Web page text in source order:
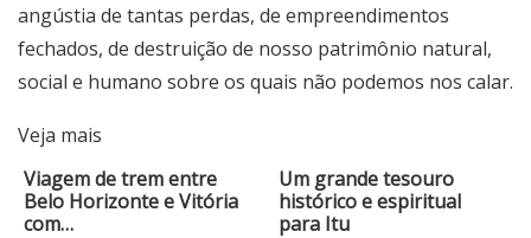
angústia de tantas perdas, de empreendimentos
fechados, de destruição de nosso patrimônio natural,
social e humano sobre os quais não podemos nos calar.
Veja mais
Viagem de trem entre
Belo Horizonte e Vitória
com…
Um grande tesouro
histórico e espiritual
para Itu